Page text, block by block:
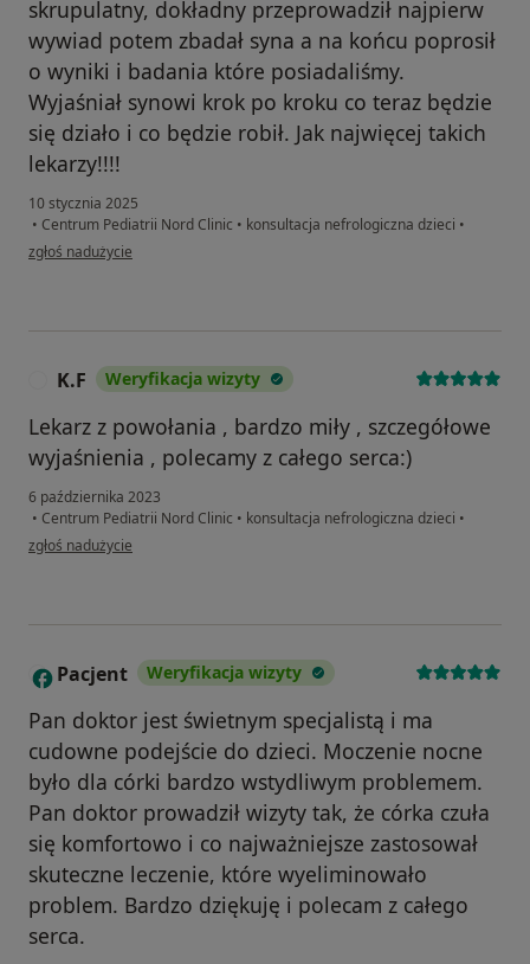
skrupulatny, dokładny przeprowadził najpierw
wywiad potem zbadał syna a na końcu poprosił
o wyniki i badania które posiadaliśmy.
Wyjaśniał synowi krok po kroku co teraz będzie
się działo i co będzie robił. Jak najwięcej takich
lekarzy!!!!
10 stycznia 2025
• Centrum Pediatrii Nord Clinic • konsultacja nefrologiczna dzieci •
w opinii użytkownika Nela
zgłoś nadużycie
K.F Weryfikacja wizyty
Lekarz z powołania , bardzo miły , szczegółowe
wyjaśnienia , polecamy z całego serca:)
6 października 2023
• Centrum Pediatrii Nord Clinic • konsultacja nefrologiczna dzieci •
w opinii użytkownika K.F
zgłoś nadużycie
P Pacjent Weryfikacja wizyty
Pan doktor jest świetnym specjalistą i ma
cudowne podejście do dzieci. Moczenie nocne
było dla córki bardzo wstydliwym problemem.
Pan doktor prowadził wizyty tak, że córka czuła
się komfortowo i co najważniejsze zastosował
skuteczne leczenie, które wyeliminowało
problem. Bardzo dziękuję i polecam z całego
serca.